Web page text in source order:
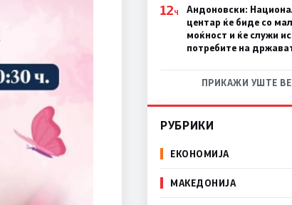
12Ч
Андоновски:
центар ќе биде со
моќност и ќе служи
потребите на
ПРИКАЖИ УШТЕ
РУБРИКИ
ЕКОНОМИЈА
МАКЕДОНИЈА